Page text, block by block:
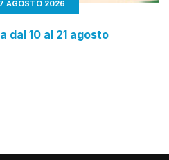
7 AGOSTO 2026
dal 10 al 21 agosto